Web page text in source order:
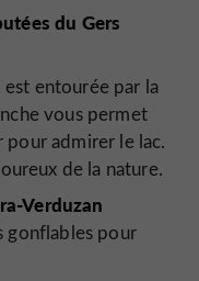
du Gers
est entourée par la
vous permet
admirer le lac.
de la nature.
Verduzan
gonflables pour